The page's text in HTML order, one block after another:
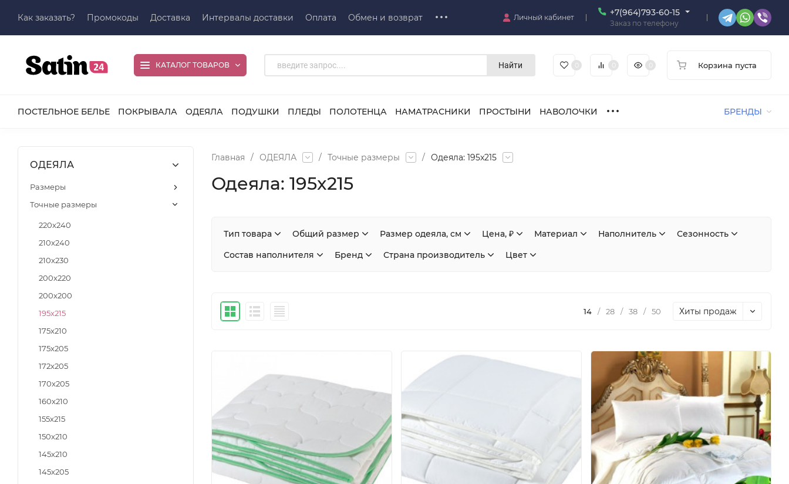
Как заказать? Промокоды Доставка Интервалы доставки Оплата Обмен и возврат Личный кабинет +7(964)793-60-15
Заказ по телефону
КАТАЛОГ ТОВАРОВ Найти Корзина пуста
ПОСТЕЛЬНОЕ БЕЛЬЕ ПОКРЫВАЛА ОДЕЯЛА ПОДУШКИ ПЛЕДЫ ПОЛОТЕНЦА НАМАТРАСНИКИ ПРОСТЫНИ НАВОЛОЧКИ БРЕНДЫ
ОДЕЯЛА
Размеры
Точные размеры
220x240
210x240
210x230
200x220
200x200
195x215
175x210
175x205
172x205
170x205
160x210
155x215
150x210
145x210
145x205
Главная / ОДЕЯЛА / Точные размеры / Одеяла: 195x215
Одеяла: 195x215
Тип товара Общий размер Размер одеяла, см Цена, ₽ Материал Наполнитель
Сезонность
Состав наполнителя
Бренд Страна производитель Цвет
14 / 28 / 38 / 50 Хиты продаж